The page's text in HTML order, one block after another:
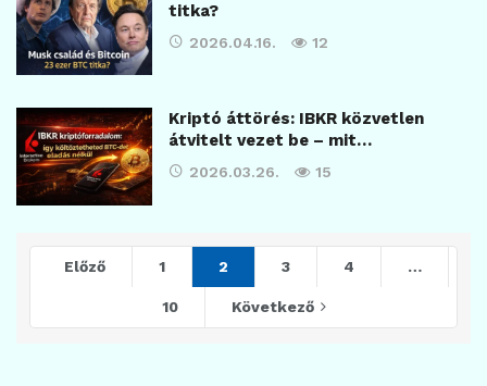
titka?
2026.04.16. 12
Kriptó áttörés: IBKR közvetlen
átvitelt vezet be – mit…
2026.03.26. 15
Előző 1 2 3 4 …
10 Következő